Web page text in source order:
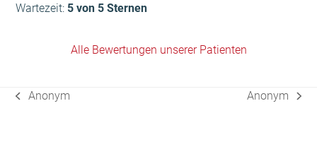
Wartezeit: 5 von 5 Sternen
Alle Bewertungen unserer Patienten
vorheriger
Anonym
Nächster
Anonym